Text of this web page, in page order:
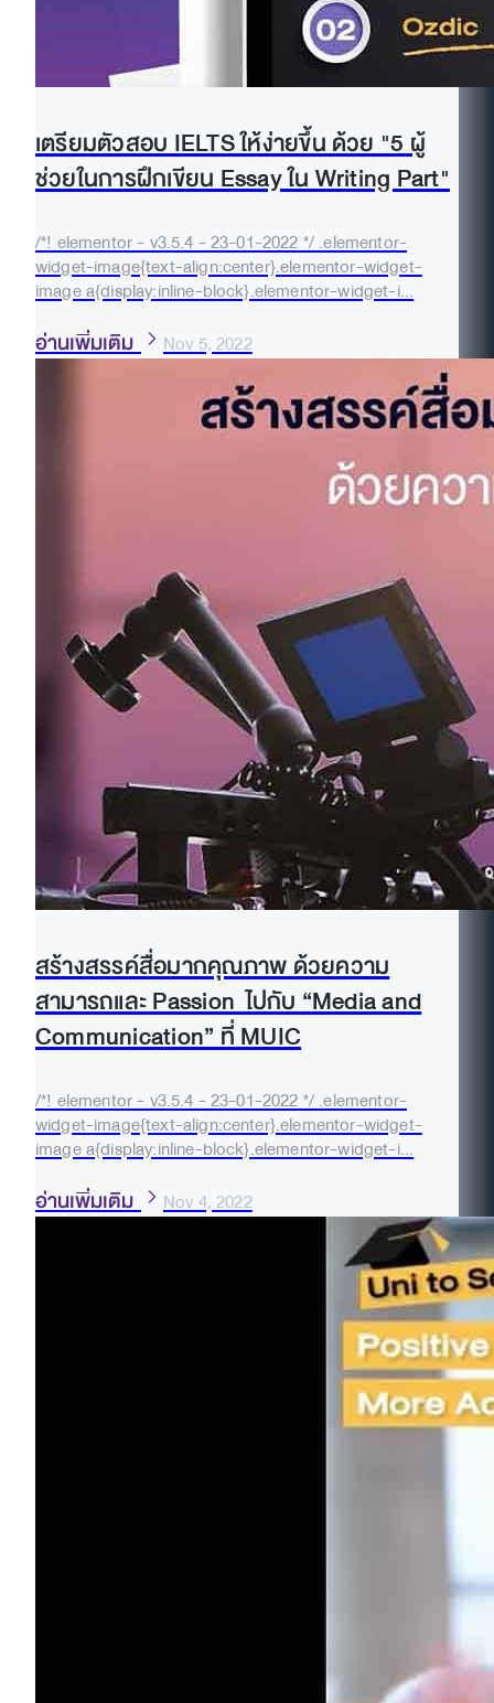
เตรียมตัวสอบ IELTS ให้ง่ายขึ้น ด้วย "5 ผู้
ช่วยในการฝึกเขียน Essay ใน Writing Part"
/*! elementor - v3.5.4 - 23-01-2022 */ .elementor-
widget-image{text-align:center}.elementor-widget-
image a{display:inline-block}.elementor-widget-i...
อ่านเพิ่มเติม Nov 5, 2022
สร้างสรรค์สื่อมากคุณภาพ ด้วยความ
สามารถและ Passion ไปกับ “Media and
Communication” ที่ MUIC
/*! elementor - v3.5.4 - 23-01-2022 */ .elementor-
widget-image{text-align:center}.elementor-widget-
image a{display:inline-block}.elementor-widget-i...
อ่านเพิ่มเติม Nov 4, 2022